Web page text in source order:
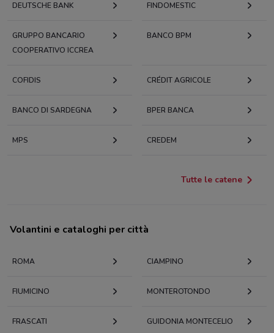
DEUTSCHE BANK FINDOMESTIC
GRUPPO BANCARIO
COOPERATIVO ICCREA
BANCO BPM
COFIDIS CRÉDIT AGRICOLE
BANCO DI SARDEGNA BPER BANCA
MPS CREDEM
Tutte le catene
Volantini e cataloghi per città
ROMA CIAMPINO
FIUMICINO MONTEROTONDO
FRASCATI GUIDONIA MONTECELIO